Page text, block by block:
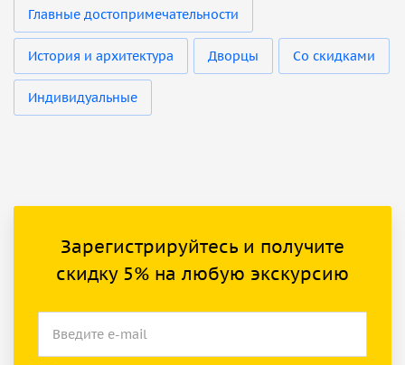
Главные достопримечательности
История и архитектура Дворцы Со скидками
Индивидуальные
Зарегистрируйтесь и получите
скидку 5% на любую экскурсию